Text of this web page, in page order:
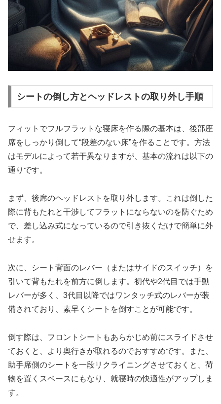
シートの倒し方とヘッドレストの取り外し手順
フィットでフルフラットな寝床を作る際の基本は、後部座
席をしっかり倒して“段差のない床”を作ることです。方法
はモデルによって若干異なりますが、基本の流れは以下の
通りです。
まず、後席のヘッドレストを取り外します。これは倒した
際に背もたれと干渉してフラットにならないのを防ぐため
で、差し込み式になっているので引き抜くだけで簡単に外
せます。
次に、シート背面のレバー（またはサイドのスイッチ）を
引いて背もたれを前方に倒します。初代や2代目では手動
レバーが多く、3代目以降ではワンタッチ式のレバーが装
備されており、素早くシートを倒すことが可能です。
倒す際は、フロントシートもあらかじめ前にスライドさせ
ておくと、より奥行きが取れるのでおすすめです。また、
助手席側のシートを一段リクライニングさせておくと、荷
物を置くスペースにもなり、就寝時の快適性がアップしま
す。